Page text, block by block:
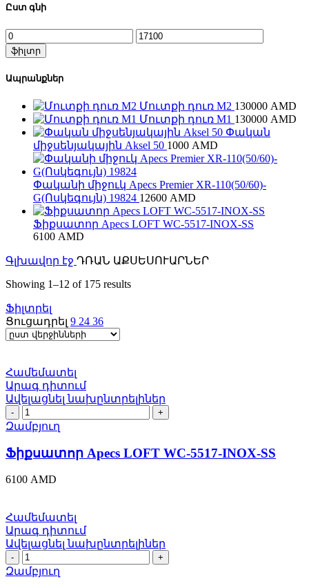
Ըստ գնի
Min
price
Max
price
ֆիլտր
Ապրանքներ
Մուտքի դուռ M2 130000 AMD
Մուտքի դուռ M1 130000 AMD
Փական
միջսենյակային Aksel 50 1000 AMD
Փականի միջուկ Apecs Premier XR-110(50/60)-
G(Ոսկեգույն) 19824 12600 AMD
Ֆիքսատոր Apecs LOFT WC-5517-INOX-SS
6100 AMD
Գլխավոր էջ ԴՌԱՆ ԱՔՍԵՍՈՒԱՐՆԵՐ
Showing 1–12 of 175 resultsSorted
Ֆիլտրել
Ցուցադրել 9 24 36
Համեմատել
Արագ դիտում
Ավելացնել նախընտրելիներ
Ֆիքսատոր
Apecs
LOFT
WC-
5517-
INOX-
SS
Զամբյուղ
Ֆիքսատոր Apecs LOFT WC-5517-INOX-SS
6100 AMD
Համեմատել
Արագ դիտում
Ավելացնել նախընտրելիներ
Ֆիքսատոր
Apecs
LOFT
Զամբյուղ